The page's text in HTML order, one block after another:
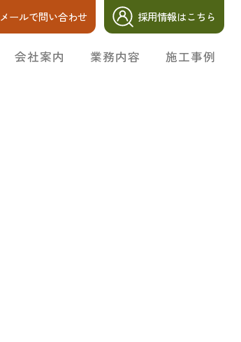
メールで問い合わせ 採用情報はこちら
会社案内 業務内容 施工事例